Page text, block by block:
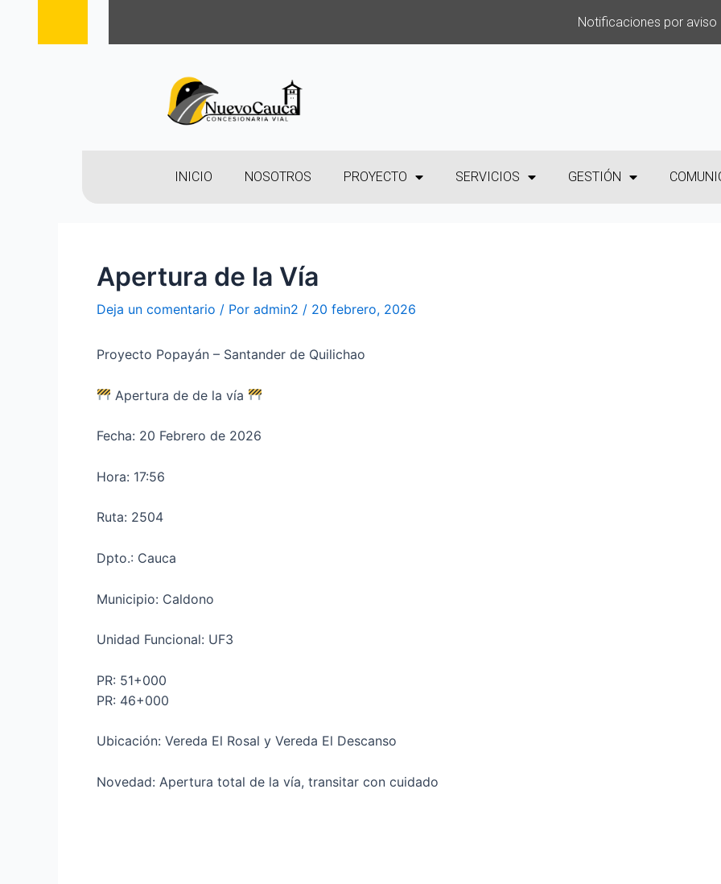
Notificaciones por aviso
INICIO NOSOTROS PROYECTO SERVICIOS GESTIÓN
Apertura de la Vía
Deja un comentario / Por admin2 / 20 febrero, 2026
Proyecto Popayán – Santander de Quilichao
Apertura de de la vía
Fecha: 20 Febrero de 2026
Hora: 17:56
Ruta: 2504
Dpto.: Cauca
Municipio: Caldono
Unidad Funcional: UF3
PR: 51+000
PR: 46+000
Ubicación: Vereda El Rosal y Vereda El Descanso
Novedad: Apertura total de la vía, transitar con cuidado